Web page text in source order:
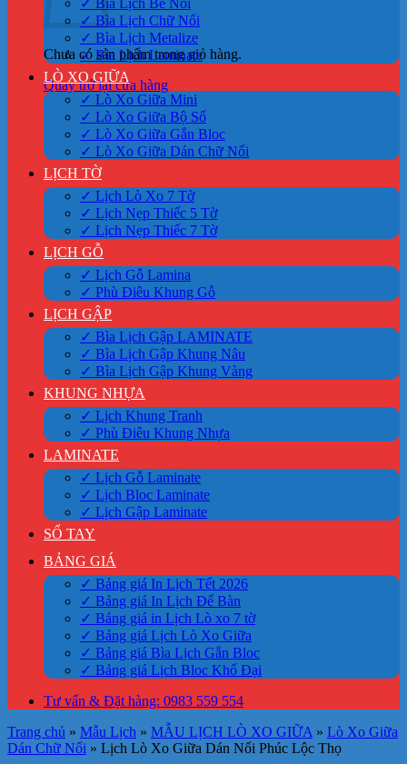
Chưa có sản phẩm trong giỏ hàng.
Quay trở lại cửa hàng
✓ Bìa Lịch Bế Nổi
✓ Bìa Lịch Chữ Nổi
✓ Bìa Lịch Metalize
✓ Bìa Lịch Laminate
LÒ XO GIỮA
✓ Lò Xo Giữa Mini
✓ Lò Xo Giữa Bộ Số
✓ Lò Xo Giữa Gắn Bloc
✓ Lò Xo Giữa Dán Chữ Nổi
LỊCH TỜ
✓ Lịch Lò Xo 7 Tờ
✓ Lịch Nẹp Thiếc 5 Tờ
✓ Lịch Nẹp Thiếc 7 Tờ
LỊCH GỖ
✓ Lịch Gỗ Lamina
✓ Phù Điêu Khung Gỗ
LỊCH GẬP
✓ Bìa Lịch Gập LAMINATE
✓ Bìa Lịch Gập Khung Nâu
✓ Bìa Lịch Gập Khung Vàng
KHUNG NHỰA
✓ Lịch Khung Tranh
✓ Phù Điêu Khung Nhựa
LAMINATE
✓ Lịch Gỗ Laminate
✓ Lịch Bloc Laminate
✓ Lịch Gập Laminate
SỔ TAY
BẢNG GIÁ
✓ Bảng giá In Lịch Tết 2026
✓ Bảng giá In Lịch Để Bàn
✓ Bảng giá in Lịch Lò xo 7 tờ
✓ Bảng giá Lịch Lò Xo Giữa
✓ Bảng giá Bìa Lịch Gắn Bloc
✓ Bảng giá Lịch Bloc Khổ Đại
Tư vấn & Đặt hàng: 0983 559 554
Trang chủ » Mẫu Lịch » MẪU LỊCH LÒ XO GIỮA » Lò Xo Giữa
Dán Chữ Nổi » Lịch Lò Xo Giữa Dán Nổi Phúc Lộc Thọ